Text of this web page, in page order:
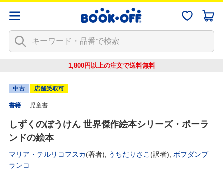
1,800円以上の注文で送料無料
中古 店舗受取可
書籍 児童書
しずくのぼうけん 世界傑作絵本シリーズ・ポーラ
ンドの絵本
マリア・テルリコフスカ(著者), うちだりさこ (訳者),
ボフダンブ
ランコ